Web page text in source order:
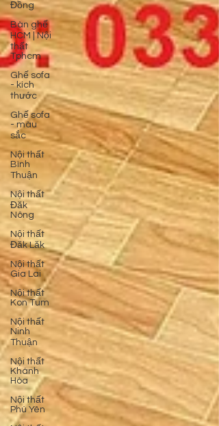
Đồng
Bàn ghế
HCM | Nội
thất
Tphcm
Ghế sofa
- kích
thước
Ghế sofa
- màu
sắc
Nội thất
Bình
Thuận
Nội thất
Đăk
Nông
Nội thất
Đăk Lăk
Nội thất
Gia Lai
Nội thất
Kon Tum
Nội thất
Ninh
Thuận
Nội thất
Khánh
Hòa
Nội thất
Phú Yên